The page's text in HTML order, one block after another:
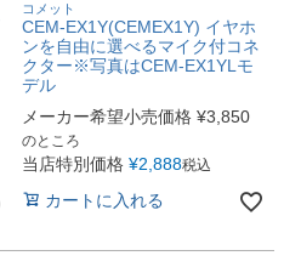
コメット
CEM-EX1Y(CEMEX1Y) イヤホ
ンを自由に選べるマイク付コネ
クター※写真はCEM-EX1YLモ
デル
メーカー希望小売価格 ¥3,850
のところ
当店特別価格 ¥2,888税込
カートに入れる